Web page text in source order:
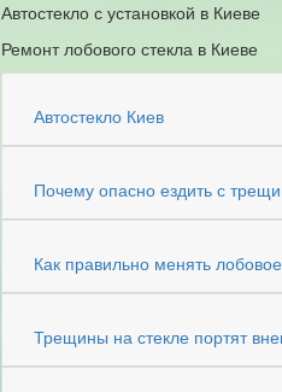
Автостекло с установкой в Киеве
Ремонт лобового стекла в Киеве
Автостекло Киев
Почему опасно ездить с
Как правильно менять
Трещины на стекле портят